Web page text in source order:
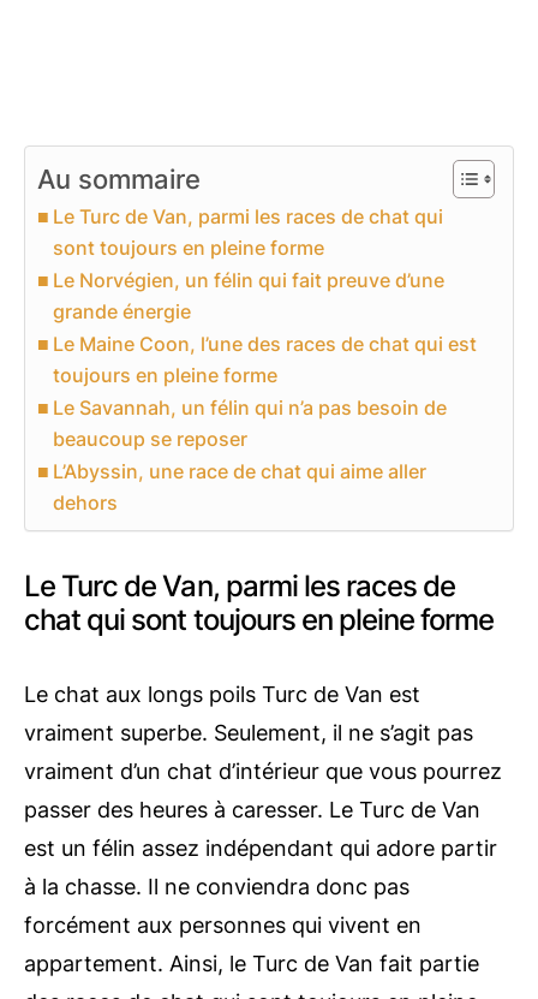
Au sommaire
Le Turc de Van, parmi les races de chat qui
sont toujours en pleine forme
Le Norvégien, un félin qui fait preuve d’une
grande énergie
Le Maine Coon, l’une des races de chat qui est
toujours en pleine forme
Le Savannah, un félin qui n’a pas besoin de
beaucoup se reposer
L’Abyssin, une race de chat qui aime aller
dehors
Le Turc de Van, parmi les races de
chat qui sont toujours en pleine forme
Le chat aux longs poils Turc de Van est
vraiment superbe. Seulement, il ne s’agit pas
vraiment d’un chat d’intérieur que vous pourrez
passer des heures à caresser. Le Turc de Van
est un félin assez indépendant qui adore partir
à la chasse. Il ne conviendra donc pas
forcément aux personnes qui vivent en
appartement. Ainsi, le Turc de Van fait partie